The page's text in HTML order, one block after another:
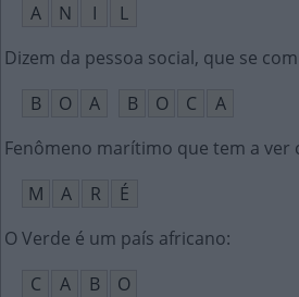
A
N I
L
Dizem da pessoa social, que se
B
O A B O C
A
Fenômeno marítimo que tem a ver
M
A R
É
O Verde é um país africano:
C
A B
O